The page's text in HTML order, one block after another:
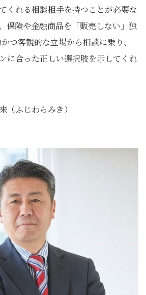
くれる相談相手を持つことが必要な
保険や金融商品を「販売しない」独
つ客観的な立場から相談に乗り、
に合った正しい選択肢を示してくれ
ふじわらみき）